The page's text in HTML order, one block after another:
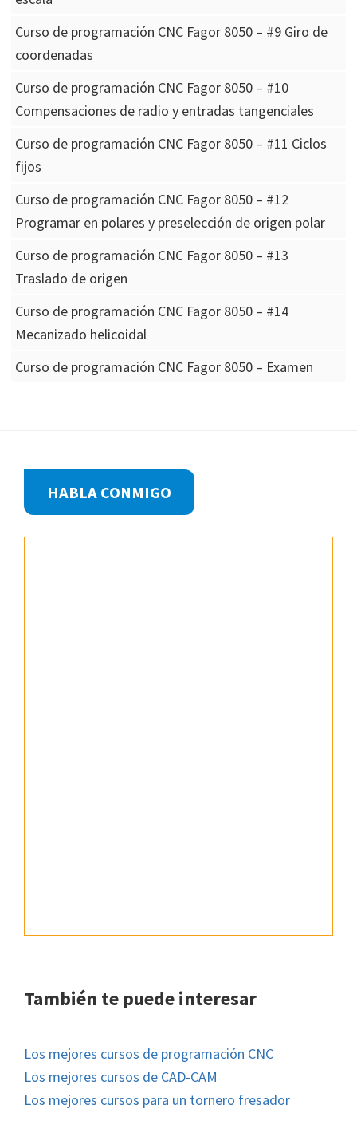
Curso de programación CNC Fagor 8050 – #9 Giro de
coordenadas
Curso de programación CNC Fagor 8050 – #10
Compensaciones de radio y entradas tangenciales
Curso de programación CNC Fagor 8050 – #11 Ciclos
fijos
Curso de programación CNC Fagor 8050 – #12
Programar en polares y preselección de origen polar
Curso de programación CNC Fagor 8050 – #13
Traslado de origen
Curso de programación CNC Fagor 8050 – #14
Mecanizado helicoidal
Curso de programación CNC Fagor 8050 – Examen
FooterHABLA CONMIGO
También te puede interesar
Los mejores cursos de programación CNC
Los mejores cursos de CAD-CAM
Los mejores cursos para un tornero fresador